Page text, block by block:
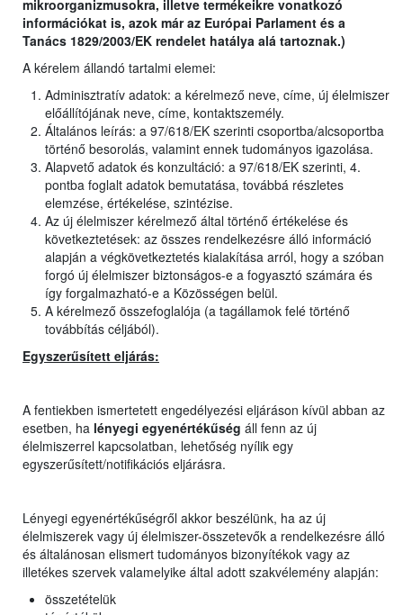
mikroorganizmusokra, illetve termékeikre vonatkozó
információkat is, azok már az Európai Parlament és a
Tanács 1829/2003/EK rendelet hatálya alá tartoznak.)
A kérelem állandó tartalmi elemei:
Adminisztratív adatok: a kérelmező neve, címe, új élelmiszer
előállítójának neve, címe, kontaktszemély.
Általános leírás: a 97/618/EK szerinti csoportba/alcsoportba
történő besorolás, valamint ennek tudományos igazolása.
Alapvető adatok és konzultáció: a 97/618/EK szerinti, 4.
pontba foglalt adatok bemutatása, továbbá részletes
elemzése, értékelése, szintézise.
Az új élelmiszer kérelmező által történő értékelése és
következtetések: az összes rendelkezésre álló információ
alapján a végkövetkeztetés kialakítása arról, hogy a szóban
forgó új élelmiszer biztonságos-e a fogyasztó számára és
így forgalmazható-e a Közösségen belül.
A kérelmező összefoglalója (a tagállamok felé történő
továbbítás céljából).
Egyszerűsített eljárás:
A fentiekben ismertetett engedélyezési eljáráson kívül abban az
esetben, ha lényegi egyenértékűség áll fenn az új
élelmiszerrel kapcsolatban, lehetőség nyílik egy
egyszerűsített/notifikációs eljárásra.
Lényegi egyenértékűségről akkor beszélünk, ha az új
élelmiszerek vagy új élelmiszer-összetevők a rendelkezésre álló
és általánosan elismert tudományos bizonyítékok vagy az
illetékes szervek valamelyike által adott szakvélemény alapján:
összetételük